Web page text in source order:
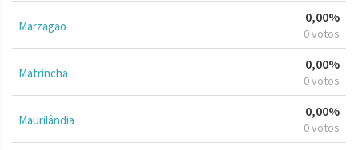
Marzagão
0,00%
0 votos
Matrinchã
0,00%
0 votos
Maurilândia
0,00%
0 votos